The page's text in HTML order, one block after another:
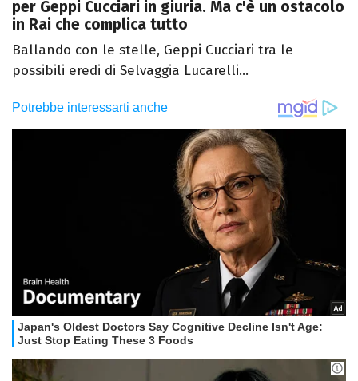
per Geppi Cucciari in giuria. Ma c'è un ostacolo
in Rai che complica tutto
Ballando con le stelle, Geppi Cucciari tra le
possibili eredi di Selvaggia Lucarelli...